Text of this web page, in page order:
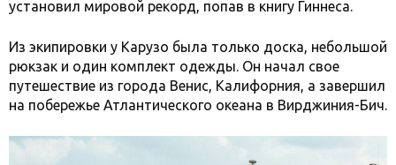
установил мировой рекорд, попав в книгу Гиннеса.
Из экипировки у Карузо была только доска, небольшой
рюкзак и один комплект одежды. Он начал свое
путешествие из города Венис, Калифорния, а завершил
на побережье Атлантического океана в Вирджиния-Бич.